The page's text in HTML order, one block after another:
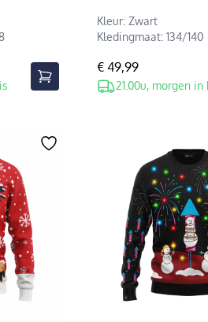
Kleur: Zwart
Kledingmaat: 134/140
€ 49,99
21.00u, morgen in